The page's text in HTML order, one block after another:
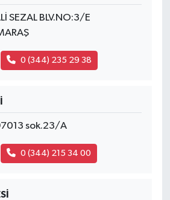
SEZAL BLV.NO:3/E
0 (344) 235 29 38
sok.23/A
0 (344) 215 34 00